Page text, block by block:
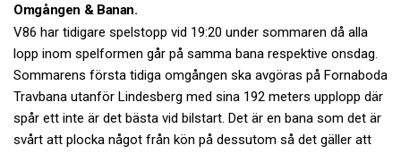
Omgången & Banan.
V86 har tidigare spelstopp vid 19:20 under sommaren då alla
lopp inom spelformen går på samma bana respektive onsdag.
Sommarens första tidiga omgången ska avgöras på Fornaboda
Travbana utanför Lindesberg med sina 192 meters upplopp där
spår ett inte är det bästa vid bilstart. Det är en bana som det är
svårt att plocka något från kön på dessutom så det gäller att